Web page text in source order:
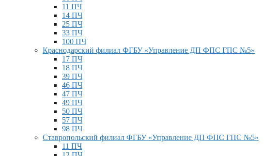
11 ПЧ
14 ПЧ
25 ПЧ
33 ПЧ
100 ПЧ
Краснодарский филиал ФГБУ «Управление ДП ФПС ГПС №5»
17 ПЧ
18 ПЧ
39 ПЧ
46 ПЧ
47 ПЧ
49 ПЧ
50 ПЧ
57 ПЧ
98 ПЧ
Ставропольский филиал ФГБУ «Управление ДП ФПС ГПС №5»
11 ПЧ